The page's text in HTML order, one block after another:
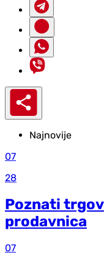
Najnovije
07
28
Poznati
prodavnica
07